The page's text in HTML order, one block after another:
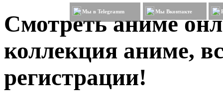
Смотреть аниме
коллекция аниме,
регистрации!
Мы в Telegramm Мы Вконтакте